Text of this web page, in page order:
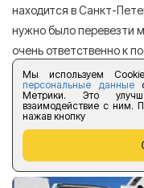
Мы используем
персональные данныес
Метрики. Это
взаимодействие с ним.
нажав кнопку
находится в Санкт-
нужно было перевезти
очень ответственно к
подана быстро, цены
была перевезена
хорошем состоянии.
работу!
Елизавета Андроновна